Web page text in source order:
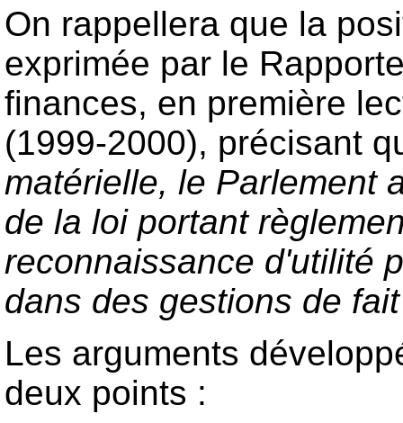
On rappellera que la
exprimée par le
finances, en première
(1999-2000), précisant
matérielle, le Parlement
de la loi portant
reconnaissance d'utilité
dans des gestions de fait
Les arguments
deux points :